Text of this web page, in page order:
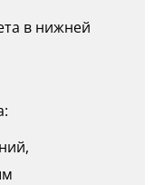
в нижней